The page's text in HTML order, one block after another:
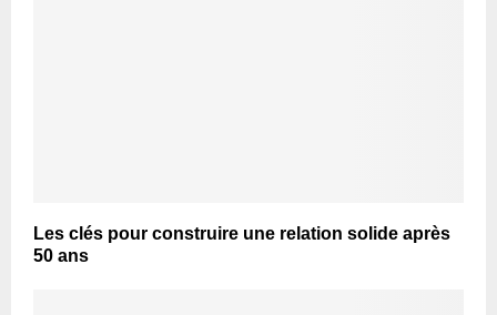
Les clés pour construire une relation solide après
50 ans